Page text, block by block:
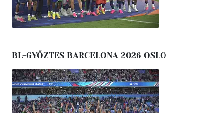
BL-GYŐZTES BARCELONA 2026 OSLO